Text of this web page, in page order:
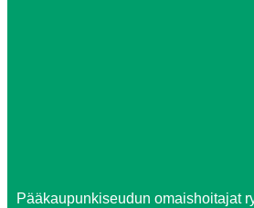
Pääkaupunkiseudun omaishoitajat